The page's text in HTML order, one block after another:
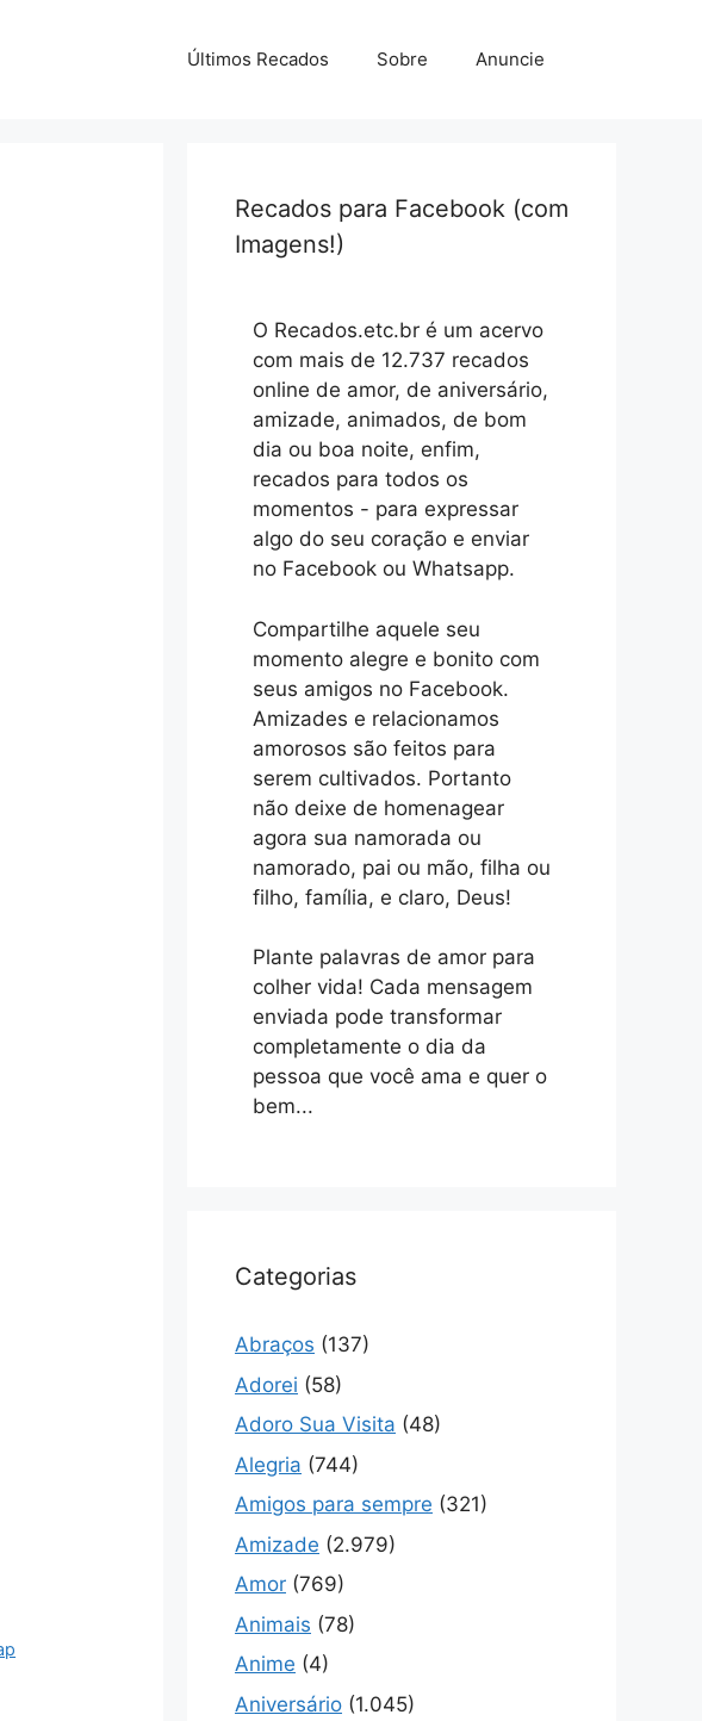
Últimos Recados Sobre Anuncie
Recados para Facebook (com
Imagens!)
O Recados.etc.br é um acervo
com mais de 12.737 recados
online de amor, de aniversário,
amizade, animados, de bom
dia ou boa noite, enfim,
recados para todos os
momentos - para expressar
algo do seu coração e enviar
no Facebook ou Whatsapp.
Compartilhe aquele seu
momento alegre e bonito com
seus amigos no Facebook.
Amizades e relacionamos
amorosos são feitos para
serem cultivados. Portanto
não deixe de homenagear
agora sua namorada ou
namorado, pai ou mão, filha ou
filho, família, e claro, Deus!
Plante palavras de amor para
colher vida! Cada mensagem
enviada pode transformar
completamente o dia da
pessoa que você ama e quer o
bem...
Categorias
Abraços (137)
Adorei (58)
Adoro Sua Visita (48)
Alegria (744)
Amigos para sempre (321)
Amizade (2.979)
Amor (769)
Animais (78)
Anime (4)
Aniversário (1.045)